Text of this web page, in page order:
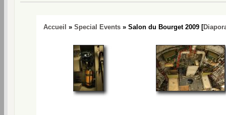
Accueil » Special Events » Salon du Bourget 2009 [